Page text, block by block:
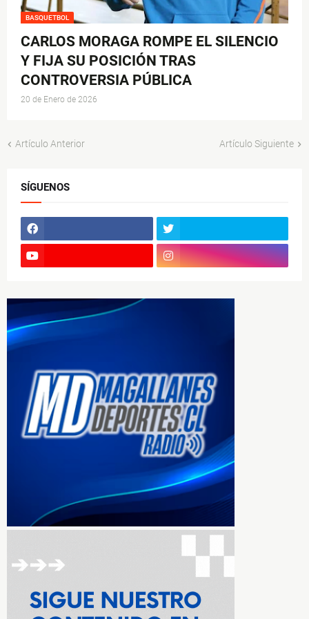
BASQUETBOL
CARLOS MORAGA ROMPE EL SILENCIO
Y FIJA SU POSICIÓN TRAS
CONTROVERSIA PÚBLICA
20 de Enero de 2026
Artículo Anterior Artículo Siguiente
SÍGUENOS